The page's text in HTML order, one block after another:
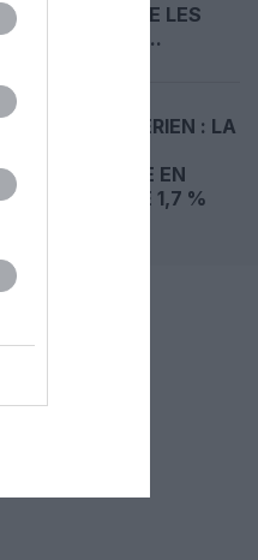
CONTESTE LES
HAUSSES...
TRAFIC AÉRIEN : LA
MONDIALE EN
BAISSE DE 1,7 %